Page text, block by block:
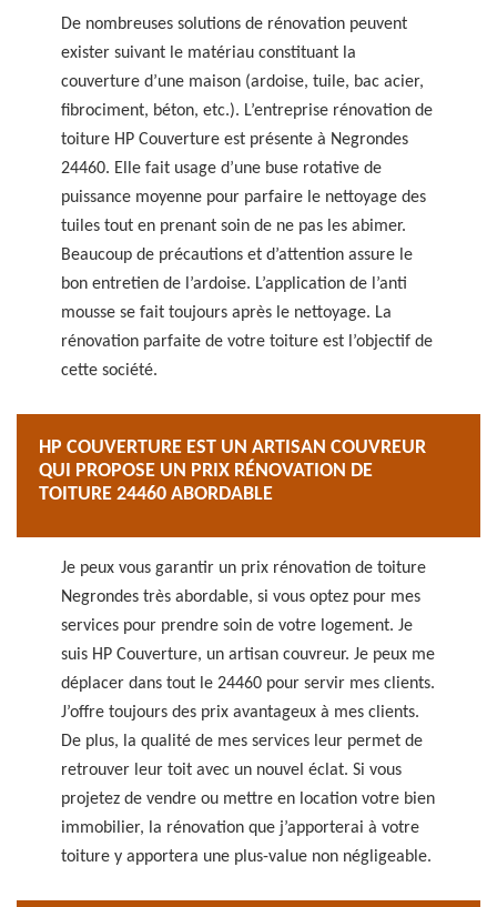
De nombreuses solutions de rénovation peuvent
exister suivant le matériau constituant la
couverture d’une maison (ardoise, tuile, bac acier,
fibrociment, béton, etc.). L’entreprise rénovation de
toiture HP Couverture est présente à Negrondes
24460. Elle fait usage d’une buse rotative de
puissance moyenne pour parfaire le nettoyage des
tuiles tout en prenant soin de ne pas les abimer.
Beaucoup de précautions et d’attention assure le
bon entretien de l’ardoise. L’application de l’anti
mousse se fait toujours après le nettoyage. La
rénovation parfaite de votre toiture est l’objectif de
cette société.
HP COUVERTURE EST UN ARTISAN COUVREUR
QUI PROPOSE UN PRIX RÉNOVATION DE
TOITURE 24460 ABORDABLE
Je peux vous garantir un prix rénovation de toiture
Negrondes très abordable, si vous optez pour mes
services pour prendre soin de votre logement. Je
suis HP Couverture, un artisan couvreur. Je peux me
déplacer dans tout le 24460 pour servir mes clients.
J’offre toujours des prix avantageux à mes clients.
De plus, la qualité de mes services leur permet de
retrouver leur toit avec un nouvel éclat. Si vous
projetez de vendre ou mettre en location votre bien
immobilier, la rénovation que j’apporterai à votre
toiture y apportera une plus-value non négligeable.